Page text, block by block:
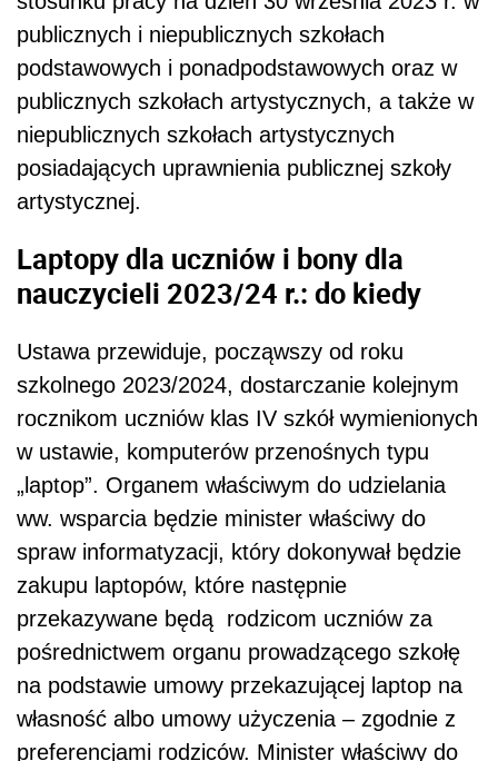
Ustawa przewiduje, począwszy od roku
szkolnego 2023/2024, dostarczanie kolejnym
rocznikom uczniów klas IV szkół wymienionych
w ustawie, komputerów przenośnych typu
„laptop”. Organem właściwym do udzielania
ww. wsparcia będzie minister właściwy do
spraw informatyzacji, który dokonywał będzie
zakupu laptopów, które następnie
pośrednictwem organu prowadzącego szkołę
na podstawie umowy przekazującej laptop na
własność albo umowy użyczenia – zgodnie z
preferencjami rodziców. Minister właściwy do
spraw informatyzacji przekaże laptopy
organowi prowadzącemu szkołę w terminie
umożlwiającym ichprzekazanie uczniom do
dnia 30 września roku, w którym uczniowie
rozpoczęli naukę w klasie objętej wsparciem.
Zgodnie z przepisami ustawy laptop
przekazany uczniowi klasy objętej wsparciem
stanowi własność jego rodziców i nie może być
on przedmiotem jakichkolwiek czynności